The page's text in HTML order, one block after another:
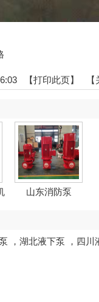
【打印此页】 【
山东消防泵
， 湖北液下泵 ， 四川